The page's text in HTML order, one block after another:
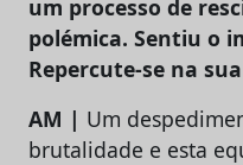
um processo de
polémica. Sentiu o
Repercute-se na
AM | Um
brutalidade e esta